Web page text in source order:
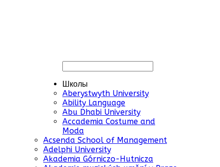
Школы
Aberystwyth University
Ability Language
Abu Dhabi University
Accademia Costume and
Moda
Acsenda School of Management
Adelphi University
Akademia Górniczo-Hutnicza